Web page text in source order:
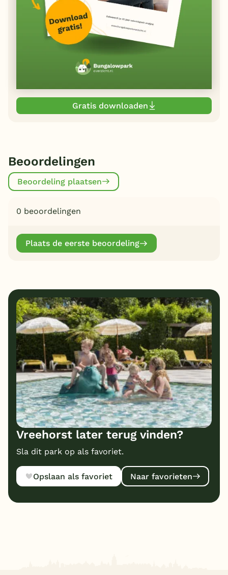
Gratis downloaden
Beoordelingen
Beoordeling plaatsen
0 beoordelingen
Plaats de eerste beoordeling
Vreehorst later terug vinden?
Sla dit park op als favoriet.
Opslaan als favoriet Naar favorieten